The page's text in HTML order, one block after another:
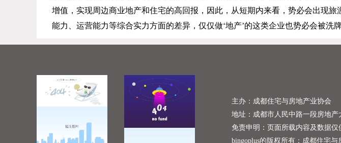
增值，实现周边商业地产和住宅的高回报，因此，从短期内来看，势必会出现
能力、运营能力等综合实力方面的差异，仅仅做‘地产’的这类企业也势必会被洗
主办：成都住宅与房地产业协会
地址：成都市人民中路一段房地产
免责申明：页面所载内容及数据
bingoplus的版权所有：成都住宅与